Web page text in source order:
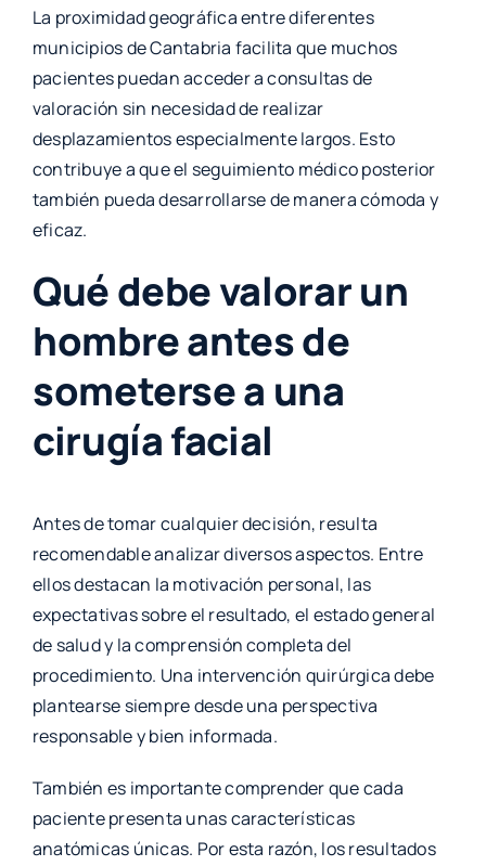
La proximidad geográfica entre diferentes
municipios de Cantabria facilita que muchos
pacientes puedan acceder a consultas de
valoración sin necesidad de realizar
desplazamientos especialmente largos. Esto
contribuye a que el seguimiento médico posterior
también pueda desarrollarse de manera cómoda y
eficaz.
Qué debe valorar un
hombre antes de
someterse a una
cirugía facial
Antes de tomar cualquier decisión, resulta
recomendable analizar diversos aspectos. Entre
ellos destacan la motivación personal, las
expectativas sobre el resultado, el estado general
de salud y la comprensión completa del
procedimiento. Una intervención quirúrgica debe
plantearse siempre desde una perspectiva
responsable y bien informada.
También es importante comprender que cada
paciente presenta unas características
anatómicas únicas. Por esta razón, los resultados